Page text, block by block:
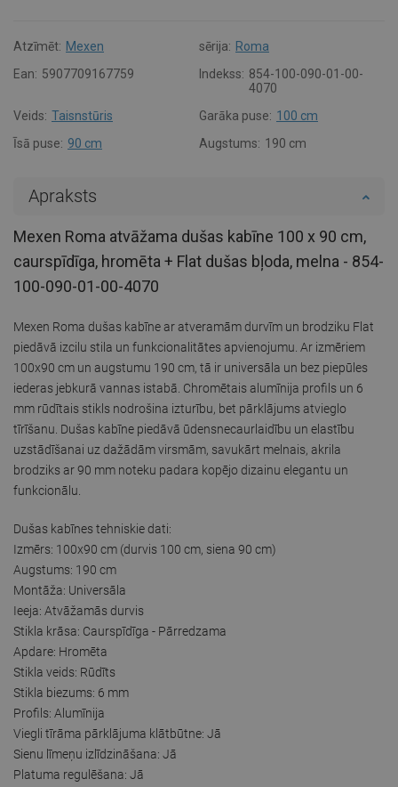
Atzīmēt: Mexen sērija: Roma
Ean: 5907709167759 Indekss: 854-100-090-01-00-
4070
Veids: Taisnstūris Garāka puse: 100 cm
Īsā puse: 90 cm Augstums: 190 cm
Apraksts
Mexen Roma atvāžama dušas kabīne 100 x 90 cm,
caurspīdīga, hromēta + Flat dušas bļoda, melna - 854-
100-090-01-00-4070
Mexen Roma dušas kabīne ar atveramām durvīm un brodziku Flat
piedāvā izcilu stila un funkcionalitātes apvienojumu. Ar izmēriem
100x90 cm un augstumu 190 cm, tā ir universāla un bez piepūles
iederas jebkurā vannas istabā. Chromētais alumīnija profils un 6
mm rūdītais stikls nodrošina izturību, bet pārklājums atvieglo
tīrīšanu. Dušas kabīne piedāvā ūdensnecaurlaidību un elastību
uzstādīšanai uz dažādām virsmām, savukārt melnais, akrila
brodziks ar 90 mm noteku padara kopējo dizainu elegantu un
funkcionālu.
Dušas kabīnes tehniskie dati:
Izmērs: 100x90 cm (durvis 100 cm, siena 90 cm)
Augstums: 190 cm
Montāža: Universāla
Ieeja: Atvāžamās durvis
Stikla krāsa: Caurspīdīga - Pārredzama
Apdare: Hromēta
Stikla veids: Rūdīts
Stikla biezums: 6 mm
Profils: Alumīnija
Viegli tīrāma pārklājuma klātbūtne: Jā
Sienu līmeņu izlīdzināšana: Jā
Platuma regulēšana: Jā